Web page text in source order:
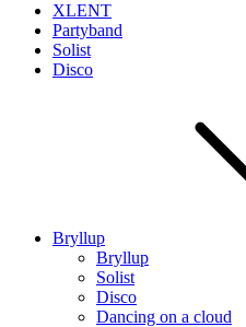
XLENT
Partyband
Solist
Disco
Bryllup
Bryllup
Solist
Disco
Dancing on a cloud